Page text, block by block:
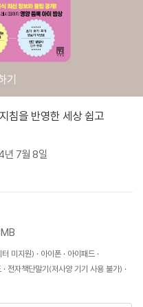
기
침을 반영한 세상 쉽고
7월 8일
미지원) 아이폰
아이패드
전자책단말기(저사양 기기 사용 불가)